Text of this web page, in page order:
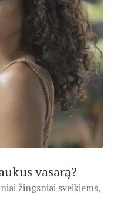
vasarą?
žingsniai sveikiems,